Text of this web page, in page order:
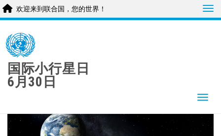
main
content
欢迎来到联合国，您的世界！
国际小行星日
6月30日